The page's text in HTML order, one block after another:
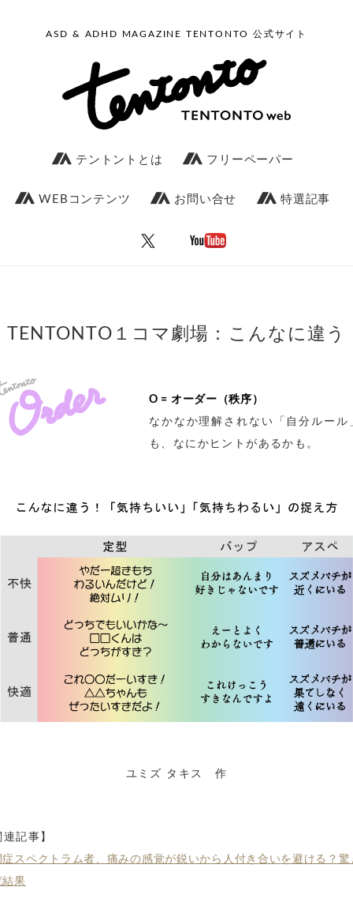
ASD & ADHD MAGAZINE TENTONTO 公式サイト
テントントとは フリーペーパー
WEBコンテンツ お問い合せ 特選記事
TENTONTO１コマ劇場：こんなに違う
O = オーダー（秩序）
なかなか理解されない「自分ルール
も、なにかヒントがあるかも。
ユミズ タキス 作
連記事】
症スペクトラム者、痛みの感覚が鋭いから人付き合いを避ける？驚
果